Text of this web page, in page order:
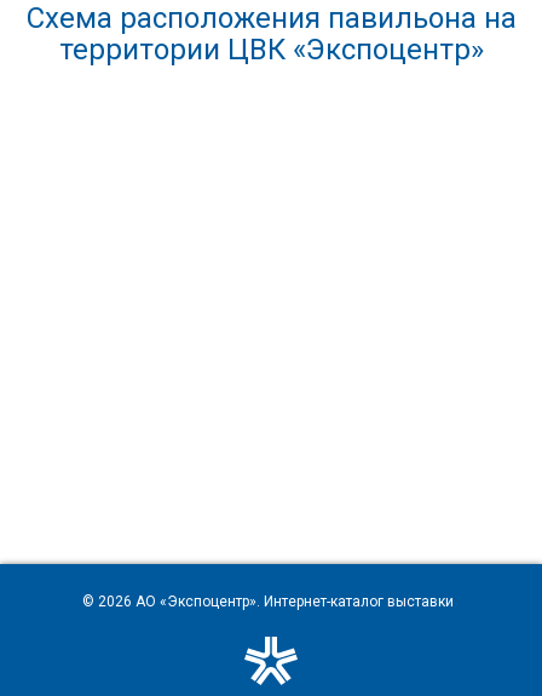
Схема расположения павильона на
территории ЦВК «Экспоцентр»
© 2026 АО «Экспоцентр». Интернет-каталог выставки